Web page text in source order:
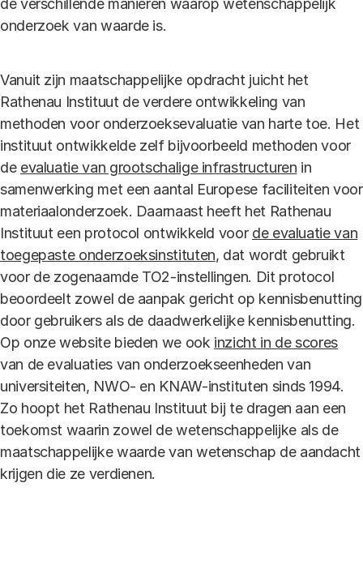
de verschillende manieren waarop wetenschappelijk
onderzoek van waarde is.
Vanuit zijn maatschappelijke opdracht juicht het
Rathenau Instituut de verdere ontwikkeling van
methoden voor onderzoeksevaluatie van harte toe. Het
instituut ontwikkelde zelf bijvoorbeeld methoden voor
de evaluatie van grootschalige infrastructuren in
samenwerking met een aantal Europese faciliteiten voor
materiaalonderzoek. Daarnaast heeft het Rathenau
Instituut een protocol ontwikkeld voor de evaluatie van
toegepaste onderzoeksinstituten, dat wordt gebruikt
voor de zogenaamde TO2-instellingen. Dit protocol
beoordeelt zowel de aanpak gericht op kennisbenutting
door gebruikers als de daadwerkelijke kennisbenutting.
Op onze website bieden we ook inzicht in de scores
van de evaluaties van onderzoekseenheden van
universiteiten, NWO- en KNAW-instituten sinds 1994.
Zo hoopt het Rathenau Instituut bij te dragen aan een
toekomst waarin zowel de wetenschappelijke als de
maatschappelijke waarde van wetenschap de aandacht
krijgen die ze verdienen.